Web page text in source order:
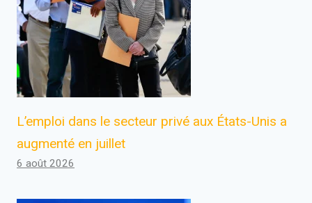
L’emploi dans le secteur privé aux États-Unis a
augmenté en juillet
6 août 2026